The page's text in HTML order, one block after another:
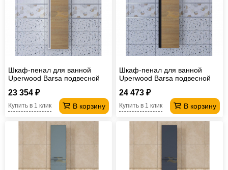
Шкаф-пенал для ванной
Uperwood Barsa подвесной
23 354 ₽
В корзину
Купить в 1 клик
Шкаф-пенал для ванной
Uperwood Barsa подвесной
24 473 ₽
В корзину
Купить в 1 клик